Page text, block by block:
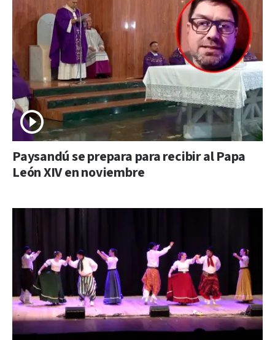
Paysandú se prepara para recibir al Papa
León XIV en noviembre